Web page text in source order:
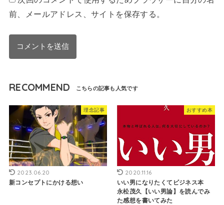
前、メールアドレス、サイトを保存する。
RECOMMEND
理念記事
2023.06.20
新コンセプトにかける想い
おすすめ本
2020.11.16
いい男になりたくてビジネス本
永松茂久【いい男論】を読んでみ
た感想を書いてみた